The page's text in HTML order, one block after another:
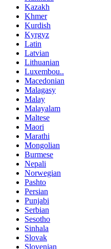
Kazakh
Khmer
Kurdish
Kyrgyz
Latin
Latvian
Lithuanian
Luxembou..
Macedonian
Malagasy
Malay
Malayalam
Maltese
Maori
Marathi
Mongolian
Burmese
Nepali
Norwegian
Pashto
Persian
Punjabi
Serbian
Sesotho
Sinhala
Slovak
Slovenian